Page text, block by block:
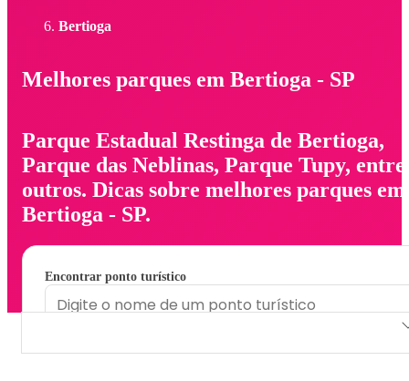
Bertioga
Melhores parques em Bertioga - SP
Parque Estadual Restinga de Bertioga,
Parque das Neblinas, Parque Tupy, entre
outros. Dicas sobre melhores parques em
Bertioga - SP.
Encontrar ponto turístico